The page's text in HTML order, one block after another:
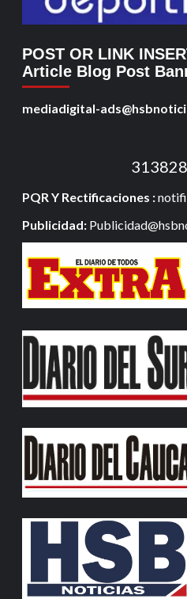
POST OR LINK
Article Blog Post
mediadigital-
PQR Y Rectificaciones :
Publicidad: